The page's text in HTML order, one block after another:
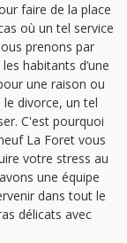
faire de la place
où un tel service
prenons par
habitants d’une
une raison ou
divorce, un tel
C'est pourquoi
La Foret vous
votre stress au
une équipe
dans tout le
délicats avec